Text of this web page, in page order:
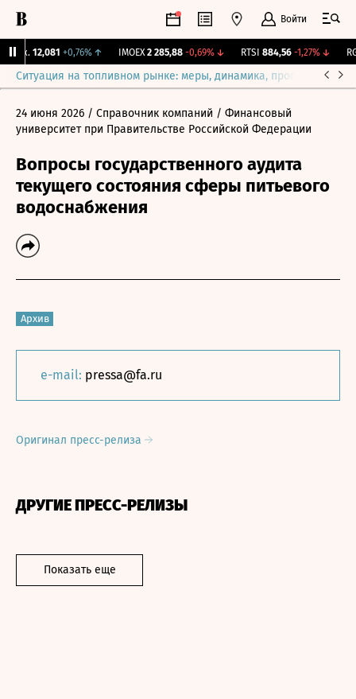
Войти
12,081 +0,76%↑ IMOEX 2 285,88 -0,69%↓ RTSI 884,56 -1,27%↓
Ситуация на топливном рынке: меры, динамика, прогнозы
24 июня 2026 / Справочник компаний / Финансовый
университет при Правительстве Российской Федерации
Вопросы государственного аудита
текущего состояния сферы питьевого
водоснабжения
Архив
e-mail: pressa@fa.ru
Оригинал пресс-релиза
ДРУГИЕ ПРЕСС-РЕЛИЗЫ
Показать еще